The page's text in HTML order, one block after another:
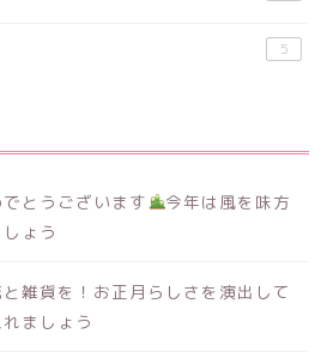
5
とうございます
今年は風を味方
ょう
雑貨を！お正月らしさを演出して
ましょう